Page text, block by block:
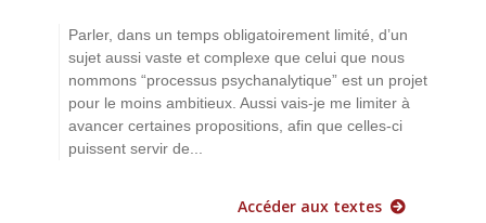
Parler, dans un temps obligatoirement limité, d’un
sujet aussi vaste et complexe que celui que nous
nommons “processus psychanalytique” est un projet
pour le moins ambitieux. Aussi vais-je me limiter à
avancer certaines propositions, afin que celles-ci
puissent servir de...
Accéder aux textes